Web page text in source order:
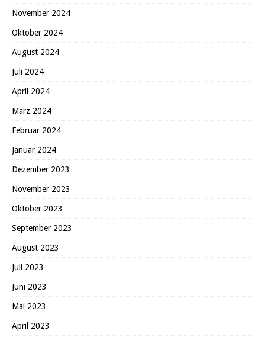
November 2024
Oktober 2024
August 2024
Juli 2024
April 2024
März 2024
Februar 2024
Januar 2024
Dezember 2023
November 2023
Oktober 2023
September 2023
August 2023
Juli 2023
Juni 2023
Mai 2023
April 2023